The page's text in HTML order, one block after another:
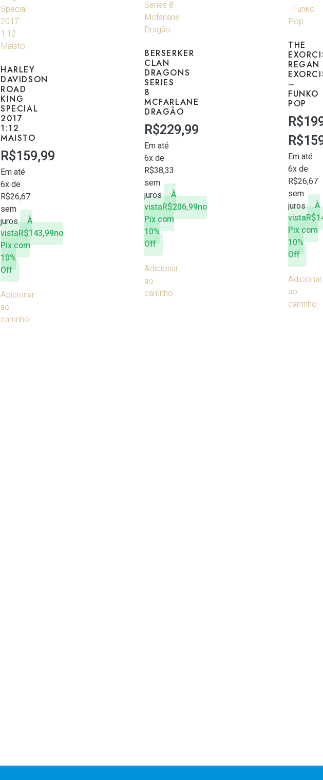
HARLEY
DAVIDSON
ROAD
KING
SPECIAL
2017
1:12
MAISTO
R$159,99
Em até
6x de
R$26,67
sem
juros
À
vistaR$143,99no
Pix com
10%
Off
Adicionar
ao
carrinho
BERSERKER
CLAN
DRAGONS
SERIES
8
MCFARLANE
DRAGÃO
R$229,99
Em até
6x de
R$38,33
sem
juros
À
vistaR$206,99no
Pix com
10%
Off
Adicionar
ao
carrinho
THE
REGAN
–
FUNKO
POP
R$
R$
Em até
6x de
R$26,67
sem
juros
À
vistaR$
Pix com
10%
Off
Adicionar
ao
carrinho